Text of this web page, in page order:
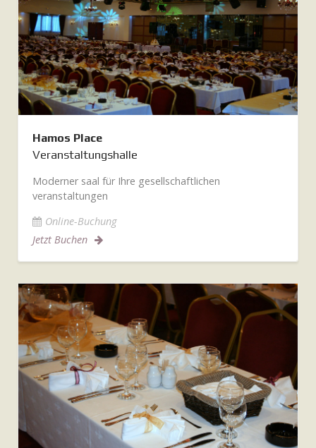
Hamos Place
Veranstaltungshalle
Moderner saal für Ihre gesellschaftlichen
veranstaltungen
Online-Buchung
Jetzt Buchen